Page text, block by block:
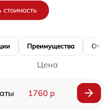
стоимость
Преимущества
Цена
1760 р